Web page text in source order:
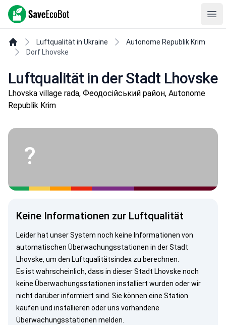
SaveEcoBot
Luftqualität in Ukraine
Autonome Republik Krim
Dorf Lhovske
Luftqualität in der Stadt Lhovske
Lhovska village rada, Феодосійський район, Autonome
Republik Krim
?
Keine Informationen zur Luftqualität
Leider hat unser System noch keine Informationen von
automatischen Überwachungsstationen in der Stadt
Lhovske, um den Luftqualitätsindex zu berechnen.
Es ist wahrscheinlich, dass in dieser Stadt Lhovske noch
keine Überwachungsstationen installiert wurden oder wir
nicht darüber informiert sind. Sie können eine Station
kaufen und installieren oder uns vorhandene
Überwachungsstationen melden.